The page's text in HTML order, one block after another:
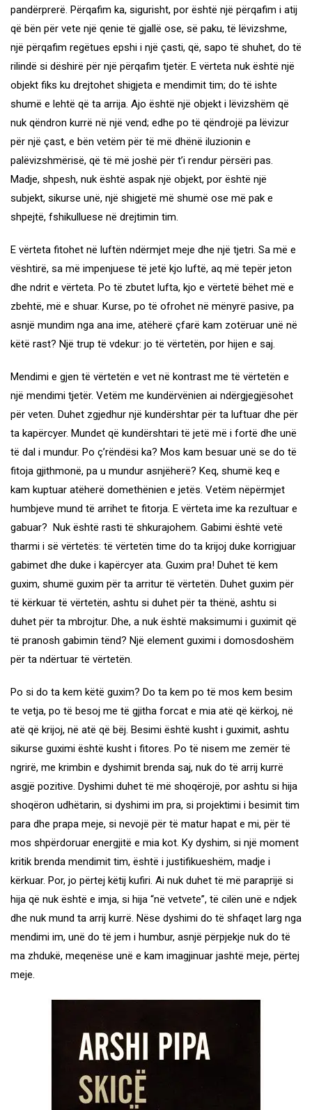
pandërprerë. Përqafim ka, sigurisht, por është një përqafim i atij
që bën për vete një qenie të gjallë ose, së paku, të lëvizshme,
një përqafim regëtues epshi i një çasti, që, sapo të shuhet, do të
rilindë si dëshirë për një përqafim tjetër. E vërteta nuk është një
objekt fiks ku drejtohet shigjeta e mendimit tim; do të ishte
shumë e lehtë që ta arrija. Ajo është një objekt i lëvizshëm që
nuk qëndron kurrë në një vend; edhe po të qëndrojë pa lëvizur
për një çast, e bën vetëm për të më dhënë iluzionin e
palëvizshmërisë, që të më joshë për t’i rendur përsëri pas.
Madje, shpesh, nuk është aspak një objekt, por është një
subjekt, sikurse unë, një shigjetë më shumë ose më pak e
shpejtë, fshikulluese në drejtimin tim.
E vërteta fitohet në luftën ndërmjet meje dhe një tjetri. Sa më e
vështirë, sa më impenjuese të jetë kjo luftë, aq më tepër jeton
dhe ndrit e vërteta. Po të zbutet lufta, kjo e vërtetë bëhet më e
zbehtë, më e shuar. Kurse, po të ofrohet në mënyrë pasive, pa
asnjë mundim nga ana ime, atëherë çfarë kam zotëruar unë në
këtë rast? Një trup të vdekur: jo të vërtetën, por hijen e saj.
Mendimi e gjen të vërtetën e vet në kontrast me të vërtetën e
një mendimi tjetër. Vetëm me kundërvënien ai ndërgjegjësohet
për veten. Duhet zgjedhur një kundërshtar për ta luftuar dhe për
ta kapërcyer. Mundet që kundërshtari të jetë më i fortë dhe unë
të dal i mundur. Po ç’rëndësi ka? Mos kam besuar unë se do të
fitoja gjithmonë, pa u mundur asnjëherë? Keq, shumë keq e
kam kuptuar atëherë domethënien e jetës. Vetëm nëpërmjet
humbjeve mund të arrihet te fitorja. E vërteta ime ka rezultuar e
gabuar? Nuk është rasti të shkurajohem. Gabimi është vetë
tharmi i së vërtetës: të vërtetën time do ta krijoj duke korrigjuar
gabimet dhe duke i kapërcyer ata. Guxim pra! Duhet të kem
guxim, shumë guxim për ta arritur të vërtetën. Duhet guxim për
të kërkuar të vërtetën, ashtu si duhet për ta thënë, ashtu si
duhet për ta mbrojtur. Dhe, a nuk është maksimumi i guximit që
të pranosh gabimin tënd? Një element guximi i domosdoshëm
për ta ndërtuar të vërtetën.
Po si do ta kem këtë guxim? Do ta kem po të mos kem besim
te vetja, po të besoj me të gjitha forcat e mia atë që kërkoj, në
atë që krijoj, në atë që bëj. Besimi është kusht i guximit, ashtu
sikurse guximi është kusht i fitores. Po të nisem me zemër të
ngrirë, me krimbin e dyshimit brenda saj, nuk do të arrij kurrë
asgjë pozitive. Dyshimi duhet të më shoqërojë, por ashtu si hija
shoqëron udhëtarin, si dyshimi im pra, si projektimi i besimit tim
para dhe prapa meje, si nevojë për të matur hapat e mi, për të
mos shpërdoruar energjitë e mia kot. Ky dyshim, si një moment
kritik brenda mendimit tim, është i justifikueshëm, madje i
kërkuar. Por, jo përtej këtij kufiri. Ai nuk duhet të më paraprijë si
hija që nuk është e imja, si hija “në vetvete”, të cilën unë e ndjek
dhe nuk mund ta arrij kurrë. Nëse dyshimi do të shfaqet larg nga
mendimi im, unë do të jem i humbur, asnjë përpjekje nuk do të
ma zhdukë, meqenëse unë e kam imagjinuar jashtë meje, përtej
meje.